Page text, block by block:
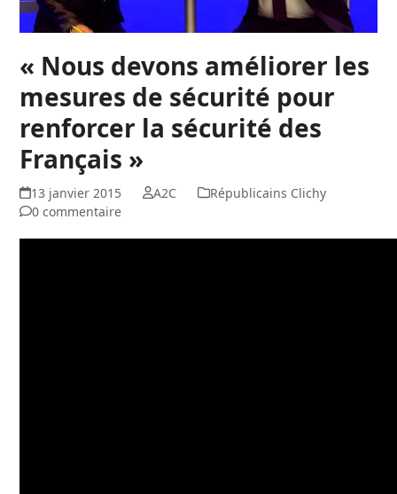
« Nous devons améliorer les
mesures de sécurité pour
renforcer la sécurité des
Français »
13 janvier 2015 A2C
Républicains Clichy
0 commentaire